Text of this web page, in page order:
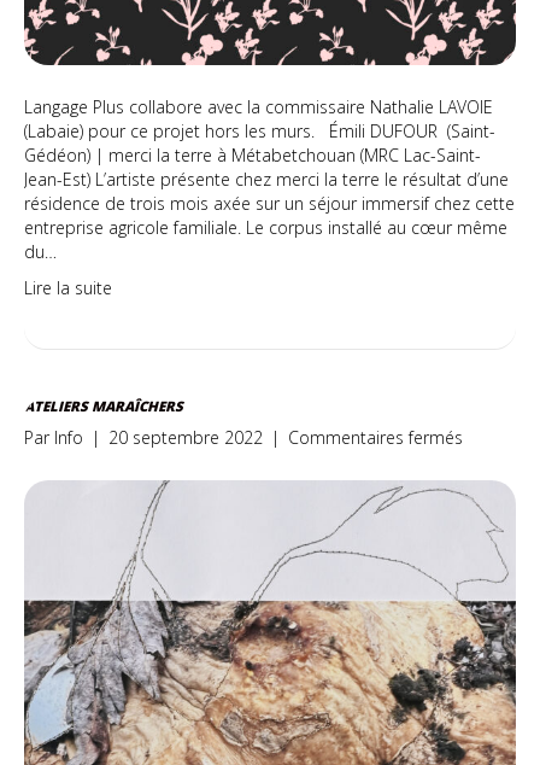
Langage Plus collabore avec la commissaire Nathalie LAVOIE
(Labaie) pour ce projet hors les murs. Émili DUFOUR (Saint-
Gédéon) | merci la terre à Métabetchouan (MRC Lac-Saint-
Jean-Est) L’artiste présente chez merci la terre le résultat d’une
résidence de trois mois axée sur un séjour immersif chez cette
entreprise agricole familiale. Le corpus installé au cœur même
du…
Lire la suite
ATELIERS MARAÎCHERS
Par Info | 20 septembre 2022 | Commentaires fermés